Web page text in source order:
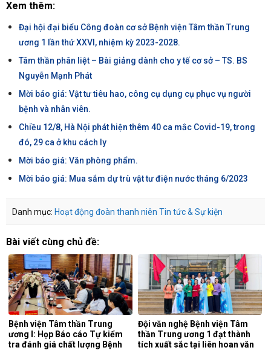
Xem thêm:
Đại hội đại biểu Công đoàn cơ sở Bệnh viện Tâm thần Trung
ương 1 lần thứ XXVI, nhiệm kỳ 2023-2028.
Tâm thần phân liệt – Bài giảng dành cho y tế cơ sở – TS. BS
Nguyễn Mạnh Phát
Mời báo giá: Vật tư tiêu hao, công cụ dụng cụ phục vụ người
bệnh và nhân viên.
Chiều 12/8, Hà Nội phát hiện thêm 40 ca mắc Covid-19, trong
đó, 29 ca ở khu cách ly
Mời báo giá: Văn phòng phẩm.
Mời báo giá: Mua sắm dự trù vật tư điện nước tháng 6/2023
Danh mục: Hoạt động đoàn thanh niên Tin tức & Sự kiện
Bài viết cùng chủ đề:
Bệnh viện Tâm thần Trung
ương I: Họp Báo cáo Tự kiểm
tra đánh giá chất lượng Bệnh
Đội văn nghệ Bệnh viện Tâm
thần Trung ương 1 đạt thành
tích xuất sắc tại liên hoan văn